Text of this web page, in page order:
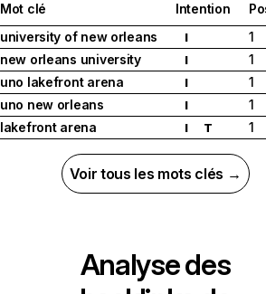
Mot clé Intention
university of new orleans
I
1
new orleans university
I
1
uno lakefront arena
I
1
uno new orleans
I
1
lakefront arena
I T 1
Voir tous les mots clés →
Analyse des